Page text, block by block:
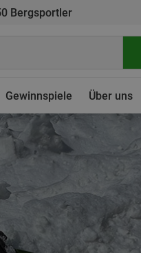
Bergsportler
Gewinnspiele Über uns